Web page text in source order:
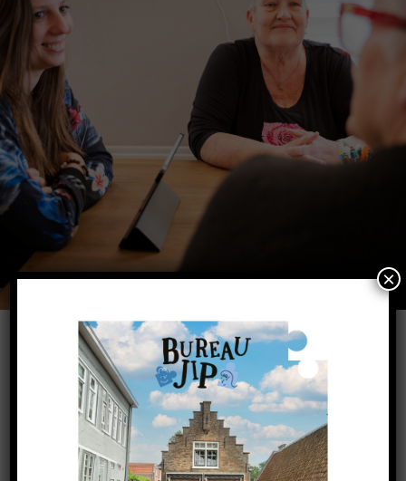
ONZE KERNWAARDEN ZIJN DE BASIS VAN
ALLES WAT WE DOEN:
×